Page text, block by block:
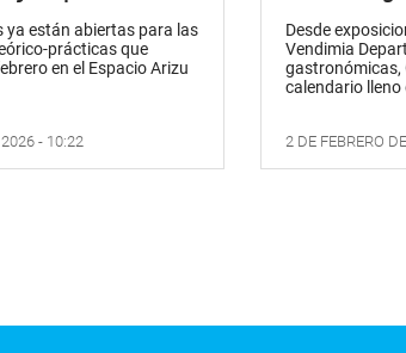
ya están abiertas para las
prácticas que
en el Espacio Arizu
2026 - 10:22
Desde
Vendimia
gastronómicas,
calendario lleno
2 DE FEBRERO